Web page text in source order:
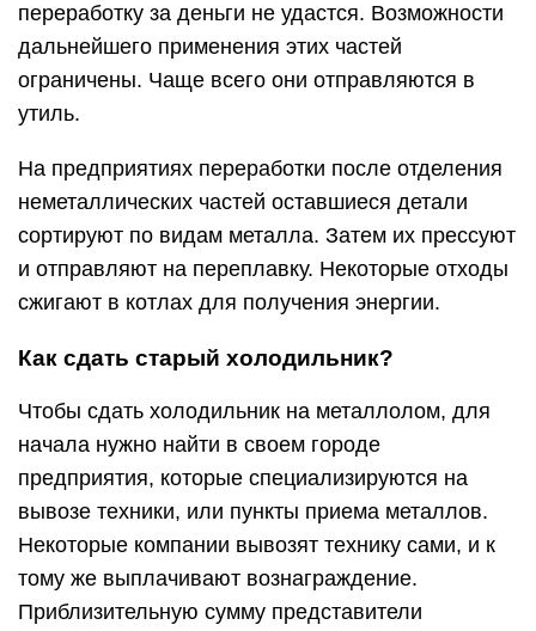
переработку за деньги не удастся. Возможности
дальнейшего применения этих частей
ограничены. Чаще всего они отправляются в
утиль.
На предприятиях переработки после отделения
неметаллических частей оставшиеся детали
сортируют по видам металла. Затем их прессуют
и отправляют на переплавку. Некоторые отходы
сжигают в котлах для получения энергии.
Как сдать старый холодильник?
Чтобы сдать холодильник на металлолом, для
начала нужно найти в своем городе
предприятия, которые специализируются на
вывозе техники, или пункты приема металлов.
Некоторые компании вывозят технику сами, и к
тому же выплачивают вознаграждение.
Приблизительную сумму представители